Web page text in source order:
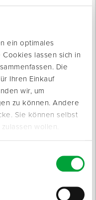
ein optimales
lassen sich in
Die
Ihren Einkauf
wir, um
zu können. Andere
Sie können selbst
wollen.
...